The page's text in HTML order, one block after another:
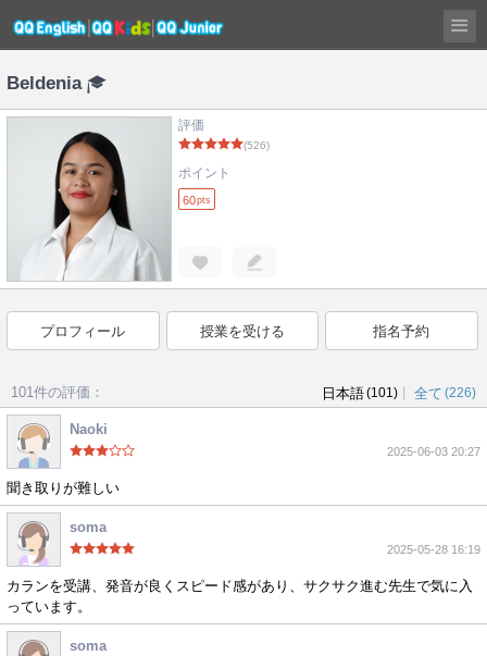
Beldenia
評価
(526)
ポイント
60pts
プロフィール 授業を受ける 指名予約
101件の評価： 日本語(101) 全て (226)
Naoki
2025-06-03 20:27
聞き取りが難しい
soma
2025-05-28 16:19
カランを受講、発音が良くスピード感があり、サクサク進む先生で気に入
っています。
soma